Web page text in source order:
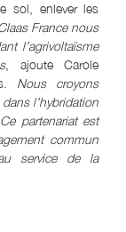
sol, enlever les
France nous
l’agrivoltaïsme
, ajoute Carole
Nous croyons
l’hybridation
partenariat est
commun
service de la